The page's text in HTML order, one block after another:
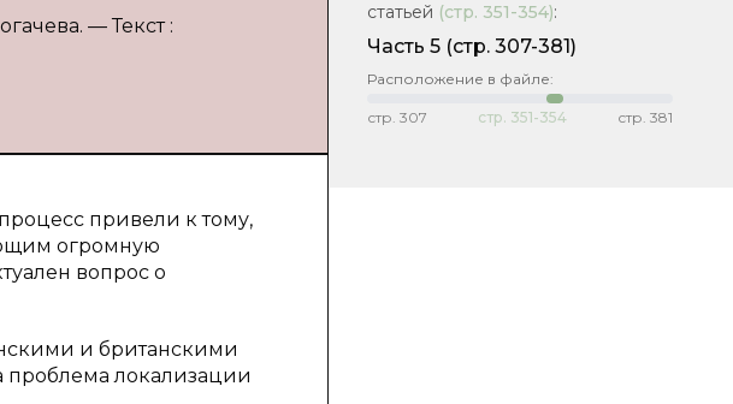
— Текст :
привели к тому,
огромную
вопрос о
и британскими
локализации
статьей (стр. 351-354):
Часть 5 (стр. 307-381)
Расположение в файле:
стр. 307 стр. 351-354 стр. 381